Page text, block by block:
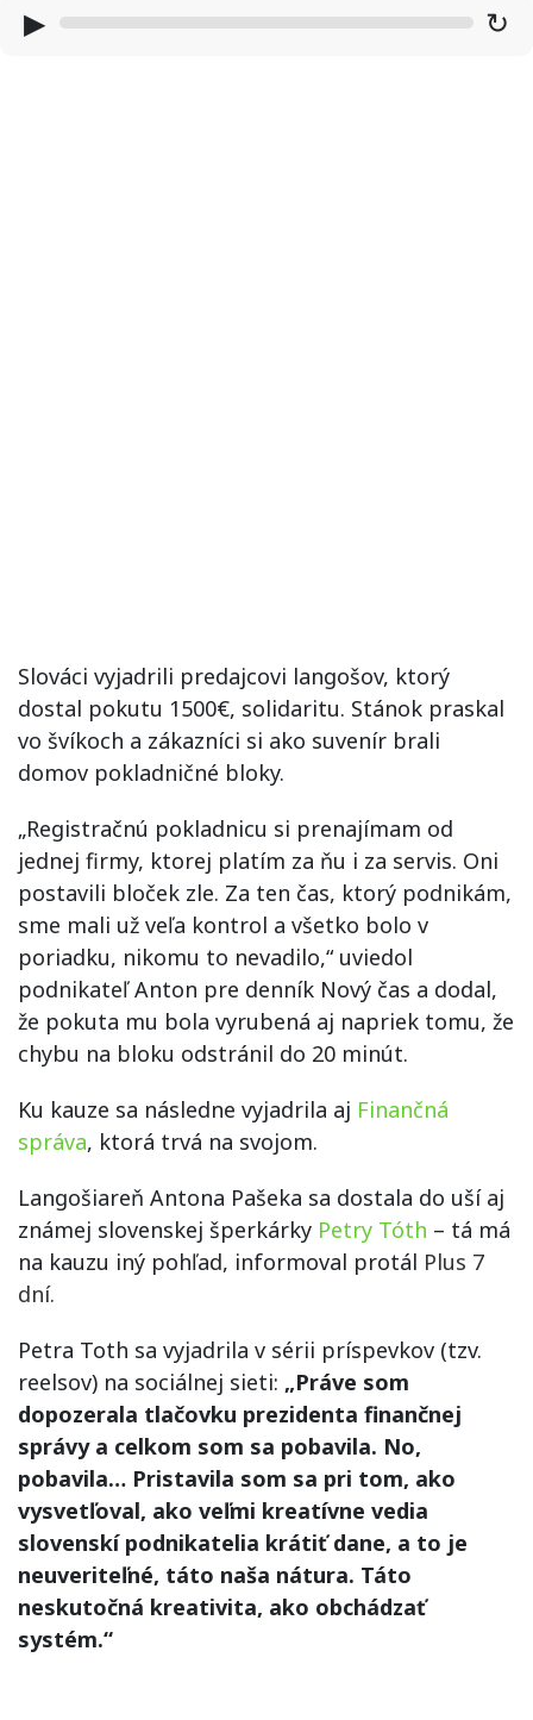
▶ ↻
Slováci vyjadrili predajcovi langošov, ktorý
dostal pokutu 1500€, solidaritu. Stánok praskal
vo švíkoch a zákazníci si ako suvenír brali
domov pokladničné bloky.
„Registračnú pokladnicu si prenajímam od
jednej firmy, ktorej platím za ňu i za servis. Oni
postavili bloček zle. Za ten čas, ktorý podnikám,
sme mali už veľa kontrol a všetko bolo v
poriadku, nikomu to nevadilo,“ uviedol
podnikateľ Anton pre denník Nový čas a dodal,
že pokuta mu bola vyrubená aj napriek tomu, že
chybu na bloku odstránil do 20 minút.
Ku kauze sa následne vyjadrila aj Finančná
správa, ktorá trvá na svojom.
Langošiareň Antona Pašeka sa dostala do uší aj
známej slovenskej šperkárky Petry Tóth – tá má
na kauzu iný pohľad, informoval protál Plus 7
dní.
Petra Toth sa vyjadrila v sérii príspevkov (tzv.
reelsov) na sociálnej sieti: „Práve som
dopozerala tlačovku prezidenta finančnej
správy a celkom som sa pobavila. No,
pobavila… Pristavila som sa pri tom, ako
vysvetľoval, ako veľmi kreatívne vedia
slovenskí podnikatelia krátiť dane, a to je
neuveriteľné, táto naša nátura. Táto
neskutočná kreativita, ako obchádzať
systém.“